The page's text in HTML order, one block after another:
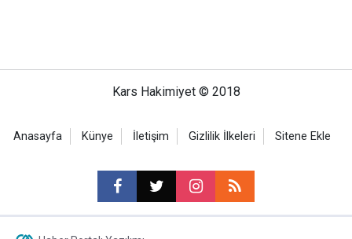
Kars Hakimiyet © 2018
Anasayfa Künye İletişim Gizlilik İlkeleri Sitene Ekle